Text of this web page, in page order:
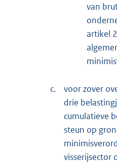
van
artikel
c.
voor zover
drie
cumulatieve
steun op
visserijsector